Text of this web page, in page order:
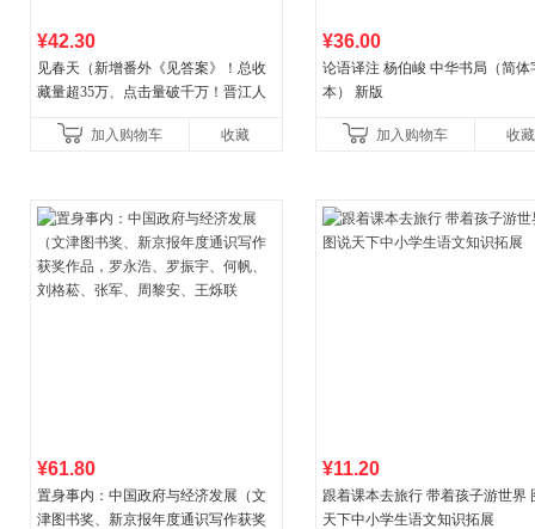
¥42.30
见春天（新增番外《见答案》！总收
藏量超35万、点击量破千万！晋江人
加入购物车
收藏
¥36.00
论语译注 杨伯峻 中华书局（简体
本） 新版
加入购物车 收藏
¥61.80
置身事内：中国政府与经济发展（文
津图书奖、新京报年度通识写作获奖
¥11.20
跟着课本去旅行 带着孩子游世界
天下中小学生语文知识拓展